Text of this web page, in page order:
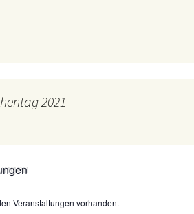
2021
Veranstaltungen vorhanden.